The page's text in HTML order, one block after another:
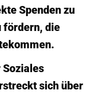
Spenden zu
fördern, die
Soziales
sich über